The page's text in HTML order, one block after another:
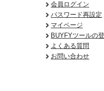
会員ログイン
パスワード再設定
マイページ
BUYFYツールの
よくある質問
お問い合わせ